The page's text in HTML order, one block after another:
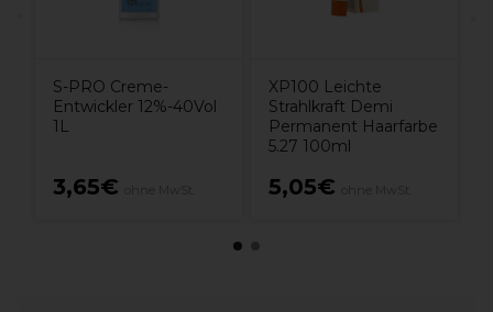
S-PRO Creme-
Entwickler 12%-40Vol
1L
3,65€
XP100 Leichte
Strahlkraft Demi
Permanent Haarfarbe
5.27 100ml
5,05€